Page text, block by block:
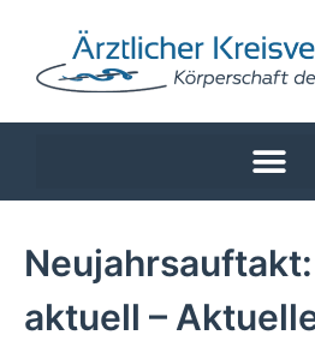
aktuell –